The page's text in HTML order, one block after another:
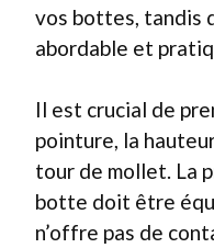
vos bottes, tandis
abordable et
Il est crucial de
pointure, la
tour de mollet. La
botte doit être
n’offre pas de